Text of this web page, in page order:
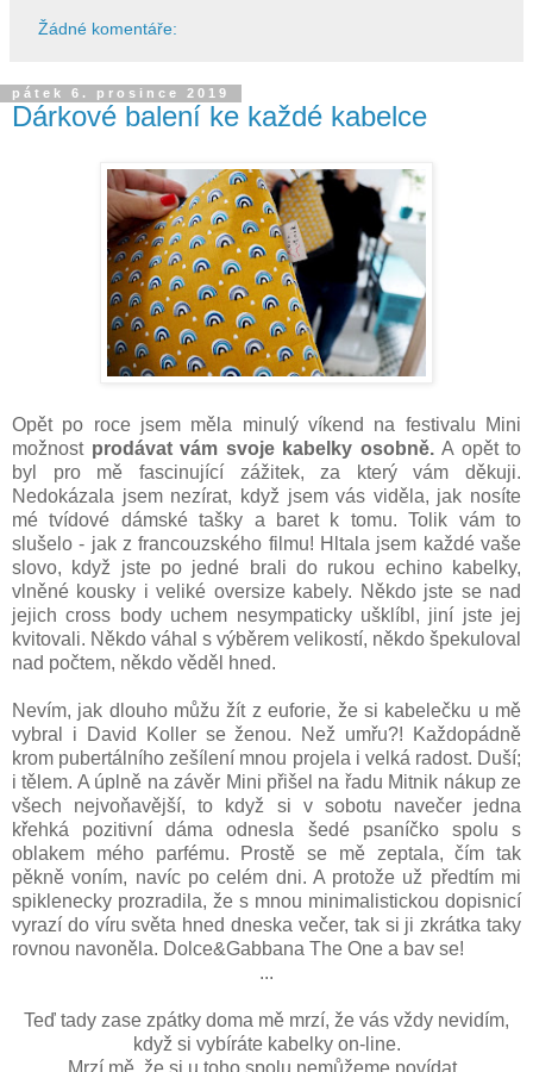
Žádné komentáře:
pátek 6. prosince 2019
Dárkové balení ke každé kabelce
Opět po roce jsem měla minulý víkend na festivalu Mini
možnost prodávat vám svoje kabelky osobně. A opět to
byl pro mě fascinující zážitek, za který vám děkuji.
Nedokázala jsem nezírat, když jsem vás viděla, jak nosíte
mé tvídové dámské tašky a baret k tomu. Tolik vám to
slušelo - jak z francouzského filmu! Hltala jsem každé vaše
slovo, když jste po jedné brali do rukou echino kabelky,
vlněné kousky i veliké oversize kabely. Někdo jste se nad
jejich cross body uchem nesympaticky ušklíbl, jiní jste jej
kvitovali. Někdo váhal s výběrem velikostí, někdo špekuloval
nad počtem, někdo věděl hned.
Nevím, jak dlouho můžu žít z euforie, že si kabelečku u mě
vybral i David Koller se ženou. Než umřu?! Každopádně
krom pubertálního zešílení mnou projela i velká radost. Duší;
i tělem. A úplně na závěr Mini přišel na řadu Mitnik nákup ze
všech nejvoňavější, to když si v sobotu navečer jedna
křehká pozitivní dáma odnesla šedé psaníčko spolu s
oblakem mého parfému. Prostě se mě zeptala, čím tak
pěkně voním, navíc po celém dni. A protože už předtím mi
spiklenecky prozradila, že s mnou minimalistickou dopisnicí
vyrazí do víru světa hned dneska večer, tak si ji zkrátka taky
rovnou navoněla. Dolce&Gabbana The One a bav se!
...
Teď tady zase zpátky doma mě mrzí, že vás vždy nevidím,
když si vybíráte kabelky on-line.